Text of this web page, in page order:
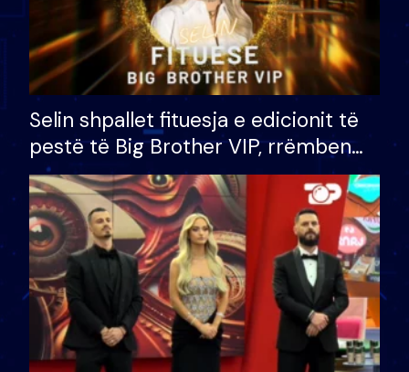
Selin shpallet fituesja e edicionit të
pestë të Big Brother VIP, rrëmben
çmimin e madh prej 100 mijë eurosh